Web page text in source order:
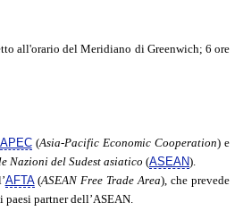
all'orario del Meridiano di Greenwich; 6 ore
APEC(Asia-Pacific Economic Cooperation) e
Nazioni del Sudest asiatico (ASEAN).
AFTA(ASEAN Free Trade Area), che prevede
paesi partner dell’ASEAN.